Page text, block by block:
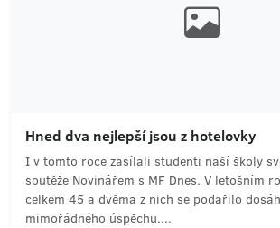
Hned dva nejlepší jsou z hotelovky
I v tomto roce zasílali studenti naší školy
soutěže Novinářem s MF Dnes. V letošním
celkem 45 a dvěma z nich se podařilo
mimořádného úspěchu....